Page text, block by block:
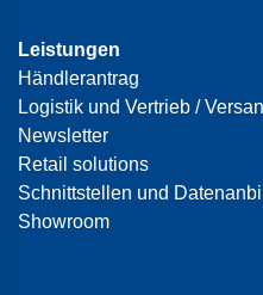
Leistungen
Händlerantrag
Logistik und Vertrieb /
Newsletter
Retail solutions
Schnittstellen und
Showroom